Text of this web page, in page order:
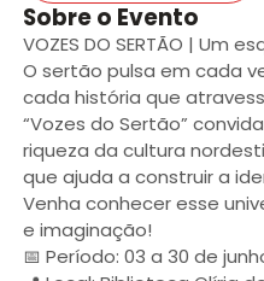
Sobre o Evento
VOZES DO SERTÃO | Um
O sertão pulsa em cada
cada história que
“Vozes do Sertão”
riqueza da cultura
que ajuda a construir a
Venha conhecer esse
e imaginação!
📅 Período: 03 a 30 de